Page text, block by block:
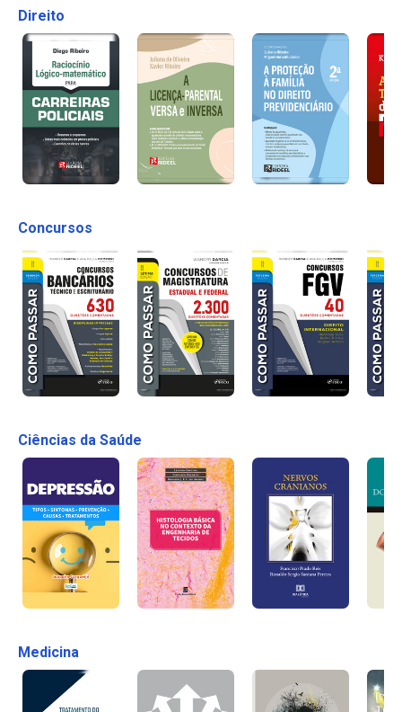
Direito
Concursos
Ciências da Saúde
Medicina